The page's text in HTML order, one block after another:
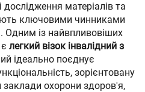
дослідження матеріалів та
ключовими чинниками
Одним із найвпливовіших
легкий візок інвалідний з
ідеально поєднує
зорієнтовану
заклади охорони здоров'я,